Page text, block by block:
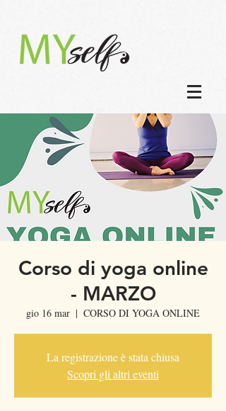
Corso di yoga online
- MARZO
gio 16 mar
  |
CORSO DI YOGA ONLINE
La registrazione è stata chiusa
Scopri gli altri eventi